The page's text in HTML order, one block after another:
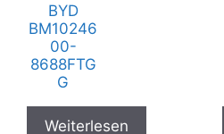
BYD
BM10246
00-
8688FTG
G
Weiterlesen